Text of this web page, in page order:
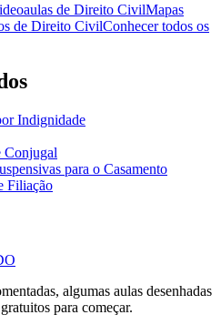
de Direito CivilMapas
de Direito CivilConhecer todos os
Indignidade
Conjugal
para o Casamento
Filiação
algumas aulas desenhadas
para começar.